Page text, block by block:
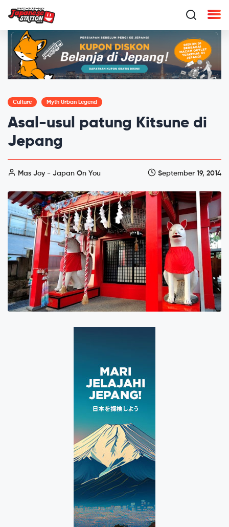
Culture Myth Urban Legend
Asal-usul patung Kitsune di
Jepang
Mas Joy - Japan On You September 19, 2014